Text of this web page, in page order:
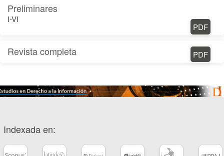
Preliminares
I-VI
PDF
Revista completa PDF
Indexada en: